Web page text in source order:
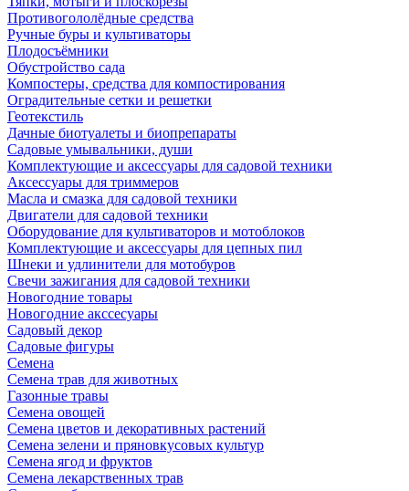
Противогололёдные средства
Ручные буры и культиваторы
Плодосъёмники
Обустройство сада
Компостеры, средства для компостирования
Оградительные сетки и решетки
Геотекстиль
Дачные биотуалеты и биопрепараты
Садовые умывальники, души
Комплектующие и аксессуары для садовой техники
Аксессуары для триммеров
Масла и смазка для садовой техники
Двигатели для садовой техники
Оборудование для культиваторов и мотоблоков
Комплектующие и аксессуары для цепных пил
Шнеки и удлинители для мотобуров
Свечи зажигания для садовой техники
Новогодние товары
Новогодние акссесуары
Садовый декор
Садовые фигуры
Семена
Семена трав для животных
Газонные травы
Семена овощей
Семена цветов и декоративных растений
Семена зелени и пряновкусовых культур
Семена ягод и фруктов
Семена лекарственных трав